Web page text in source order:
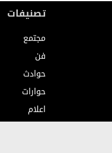
تصنيفات
مجتمع
فن
حوادث
حوارات
اعلام
صوت وصورة